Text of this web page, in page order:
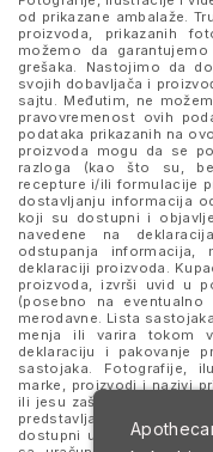
od prikazane ambalaže.
proizvoda, prikazanih
možemo da
grešaka. Nastojimo da
svojih dobavljača i
sajtu. Međutim, ne
pravovremenost ovih
podataka prikazanih na
proizvoda mogu da se
razloga (kao što su,
recepture i/ili formulacije
dostavljanju informacija
koji su dostupni i
navedene na
odstupanja
deklaraciji proizvoda.
proizvoda, izvrši uvid u
(posebno na
merodavne. Lista
menja ili varira tokom
deklaraciju i pakovanje
sastojaka. Fotografije,
marke, proizvodi i nazivi
ili jesu zaštitni znaci
predstavljaju deo ponude
dostupni u svakom